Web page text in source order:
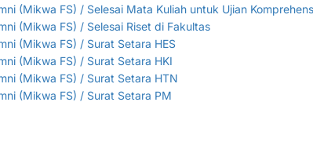
(Mikwa FS) / Selesai Mata Kuliah untuk Ujian
(Mikwa FS) / Selesai Riset di Fakultas
(Mikwa FS) / Surat Setara HES
(Mikwa FS) / Surat Setara HKI
(Mikwa FS) / Surat Setara HTN
(Mikwa FS) / Surat Setara PM